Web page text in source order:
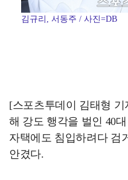
김규리, 서동주 / 사진=DB
[스포츠투데이 김태형
해 강도 행각을 벌인 40
자택에도 침입하려다 검
안겼다.